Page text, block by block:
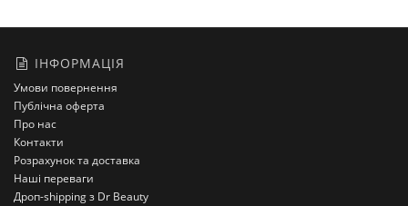
ІНФОРМАЦІЯ
Умови повернення
Публічна оферта
Про нас
Контакти
Розрахунок та доставка
Наші переваги
Дроп-shipping з Dr Beauty